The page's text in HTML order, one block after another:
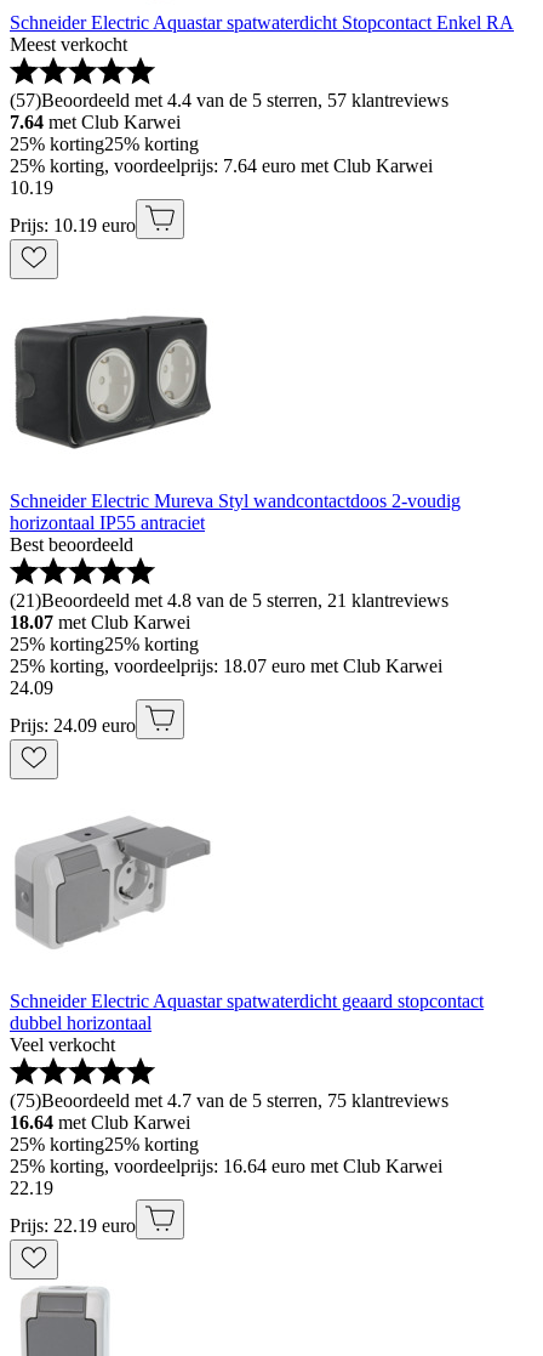
Schneider Electric Aquastar spatwaterdicht Stopcontact Enkel RA
Meest verkocht
(57)Beoordeeld met 4.4 van de 5 sterren, 57 klantreviews
7.64 met Club Karwei
25% korting25% korting
25% korting, voordeelprijs: 7.64 euro met Club Karwei
10.19
Prijs: 10.19 euro
Schneider Electric Mureva Styl wandcontactdoos 2-voudig
horizontaal IP55 antraciet
Best beoordeeld
(21)Beoordeeld met 4.8 van de 5 sterren, 21 klantreviews
18.07 met Club Karwei
25% korting25% korting
25% korting, voordeelprijs: 18.07 euro met Club Karwei
24.09
Prijs: 24.09 euro
Schneider Electric Aquastar spatwaterdicht geaard stopcontact
dubbel horizontaal
Veel verkocht
(75)Beoordeeld met 4.7 van de 5 sterren, 75 klantreviews
16.64 met Club Karwei
25% korting25% korting
25% korting, voordeelprijs: 16.64 euro met Club Karwei
22.19
Prijs: 22.19 euro